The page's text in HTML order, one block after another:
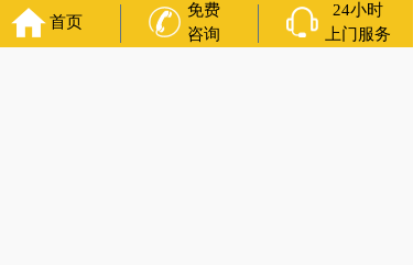
辽宁省沈阳市和平区太原街街道遗像在丧葬仪式中的意义是什么？花圈寿衣/
殡葬文化
首页
免费
咨询
24小时
上门服务